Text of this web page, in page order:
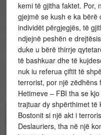
kemi të gjitha faktet. Por,
gjejmë se kush e ka bërë
individët përgjegjës, të
ndjejnë peshën e
duke u bërë thirrje
të bashkuar dhe të
nuk iu referua çiftit të
terrorist, por një zëdhëns
Hetimeve – FBI tha se
trajtuar dy shpërthimet
Bostonit si një akt i
Deslauriers, tha në një